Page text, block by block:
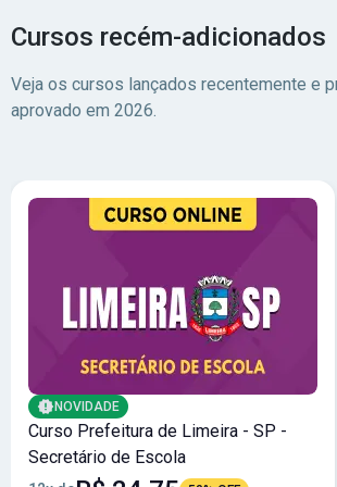
Cursos recém-adicionados
Veja os cursos lançados recentemente e
aprovado em 2026.
NOVIDADE
Curso Prefeitura de Limeira - SP -
Secretário de Escola